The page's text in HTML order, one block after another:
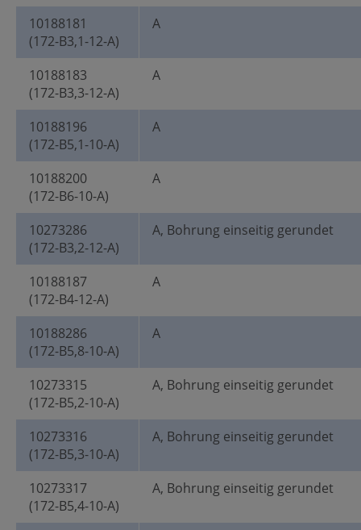
10188181
(172-B3,1-12-A)
A
10188183
(172-B3,3-12-A)
A
10188196
(172-B5,1-10-A)
A
10188200
(172-B6-10-A)
A
10273286
(172-B3,2-12-A)
A, Bohrung einseitig gerundet
10188187
(172-B4-12-A)
A
10188286
(172-B5,8-10-A)
A
10273315
(172-B5,2-10-A)
A, Bohrung einseitig gerundet
10273316
(172-B5,3-10-A)
A, Bohrung einseitig gerundet
10273317
(172-B5,4-10-A)
A, Bohrung einseitig gerundet